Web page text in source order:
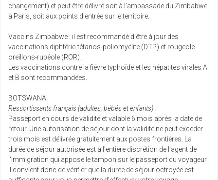
changement) et peut être délivré soit à l'ambassade du Zimbabwe
à Paris, soit aux points d'entrée sur le territoire.
Vaccins Zimbabwe : il est recommandé d'être à jour des
vaccinations diphtérie-tétanos-poliomyélite (DTP) et rougeole-
oreillons-rubéole (ROR) ;
Les vaccinations contre la fièvre typhoïde et les hépatites virales A
et B sont recommandées.
BOTSWANA
Ressortissants français (adultes, bébés et enfants) :
Passeport en cours de validité et valable 6 mois après la date de
retour. Une autorisation de séjour dont la validité ne peut excéder
trois mois est délivrée gratuitement aux postes frontières. La
durée de séjour autorisée est à l'entière discrétion de l'agent de
l'immigration qui appose le tampon sur le passeport du voyageur.
Il convient donc de vérifier que la durée de séjour octroyée est